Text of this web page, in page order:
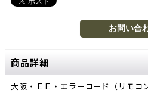
商品詳細
大阪・ＥＥ・エラーコード（リモコ